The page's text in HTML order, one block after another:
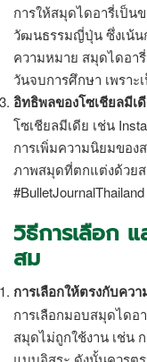
การให้สมุดไดอารี่เป็น
วัฒนธรรมญี่ปุ่น ซึ่งเน้น
ความหมาย สมุดไดอา
วันจบการศึกษา เพรา
อิทธิพลของโซเชียลมีเ
โซเชียลมีเดีย เช่น
การเพิ่มความนิยมขอ
ภาพสมุดที่ตกแต่งด้วย
วิธีการเลือก
สม
การเลือกให้ตรงกับคว
การเลือกมอบสมุดไดอ
สมุดไม่ถูกใช้งาน เช่น